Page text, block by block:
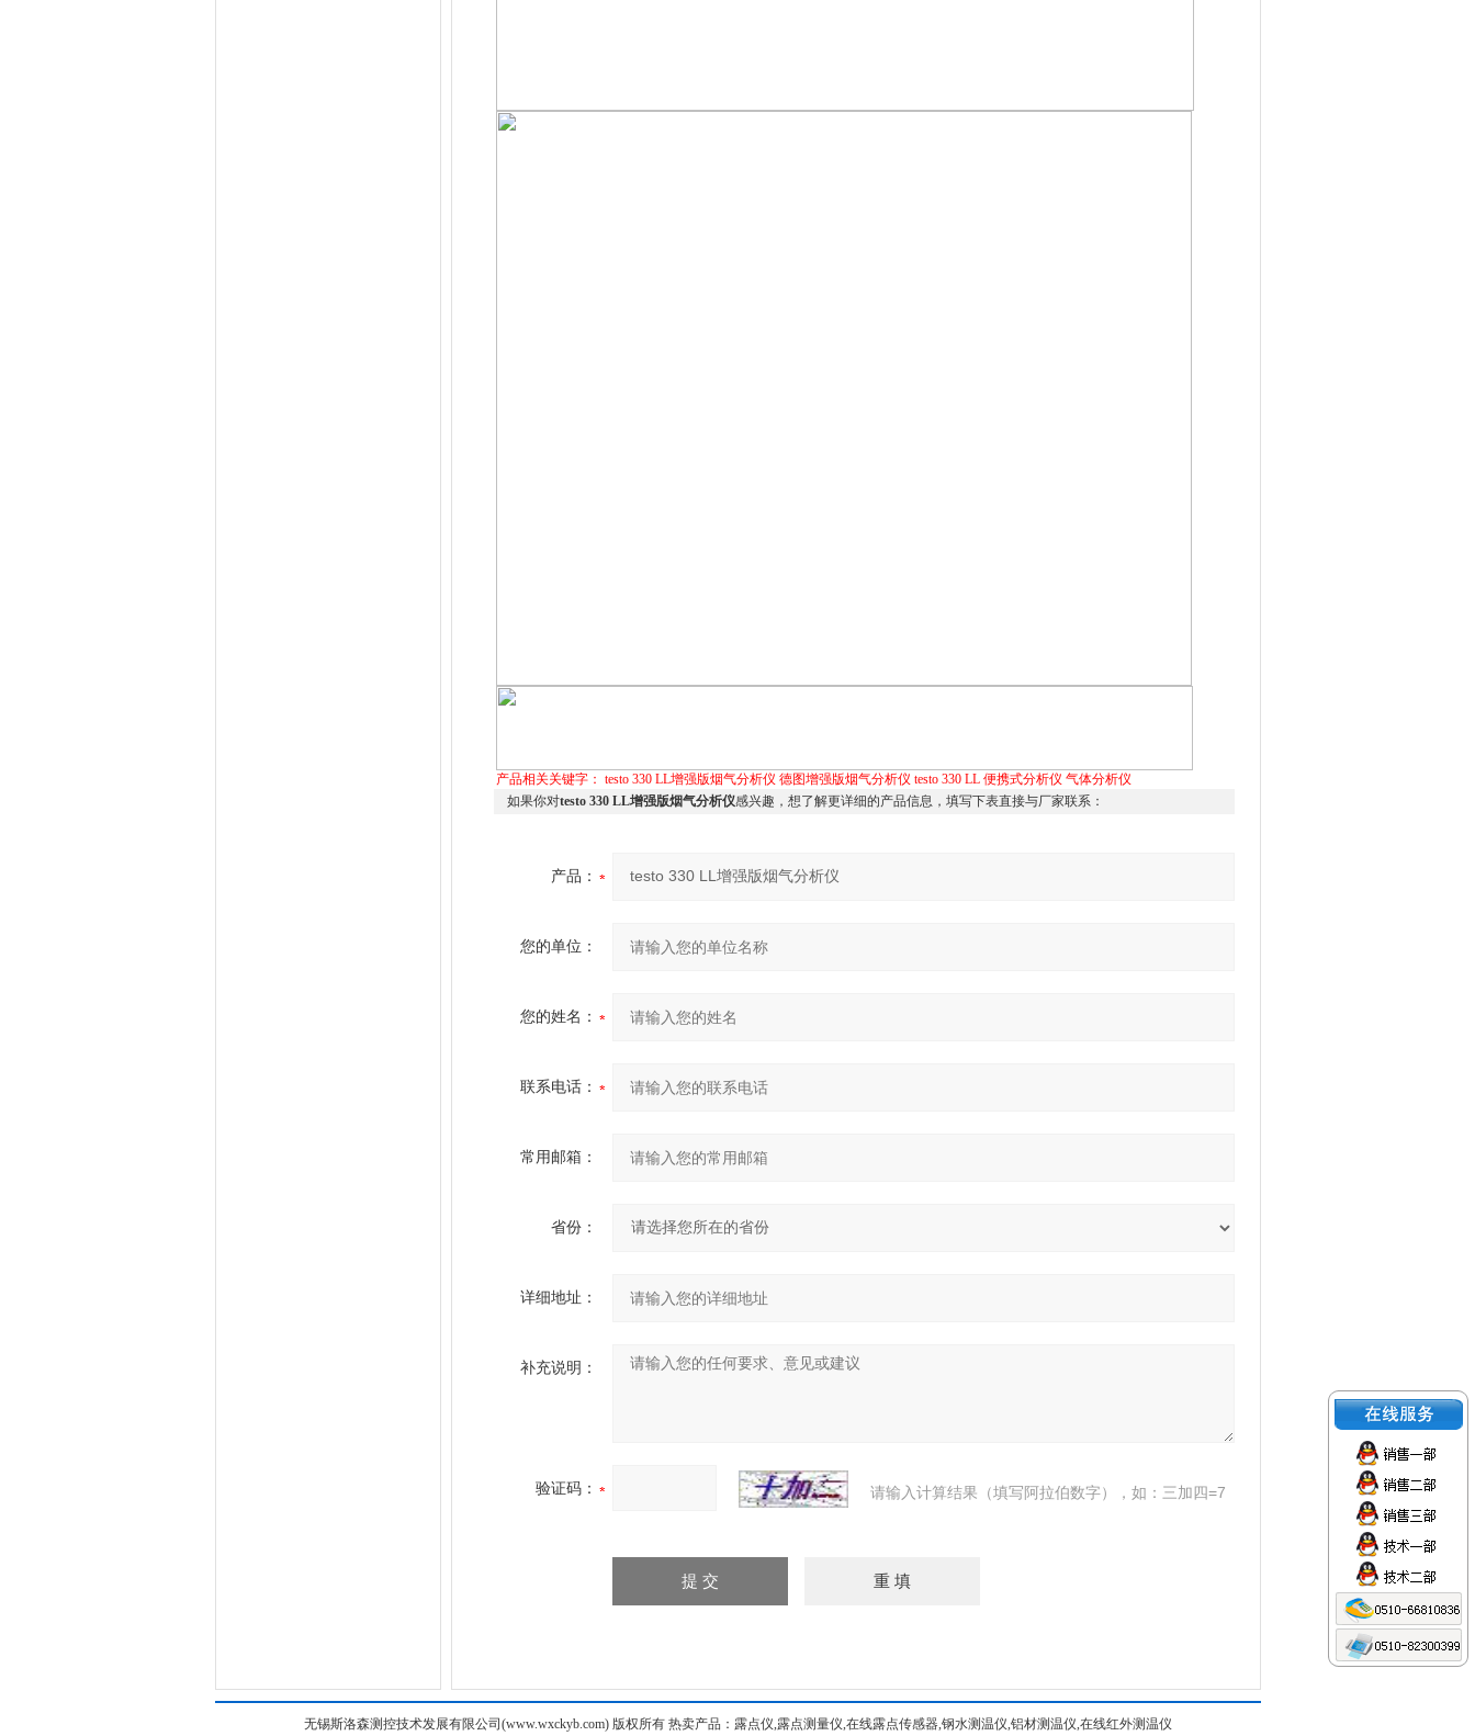
产品相关关键字： testo 330 LL增强版烟气分析仪 德图增强版烟气分析仪 testo 330 LL 便携式分析仪 气体分析仪
如果你对testo 330 LL增强版烟气分析仪感兴趣，想了解更详细的产品信息，填写下表直接与厂家联系：
产品：
您的单位：
您的姓名：
联系电话：
常用邮箱：
省份：
详细地址：
补充说明：
验证码： 请输入计算结果（填写阿拉伯数字），如：三加四=7
无锡斯洛森测控技术发展有限公司(www.wxckyb.com) 版权所有 热卖产品：露点仪,露点测量仪,在线露点传感器,钢水测温仪,铝材测温仪,在线红外测温仪